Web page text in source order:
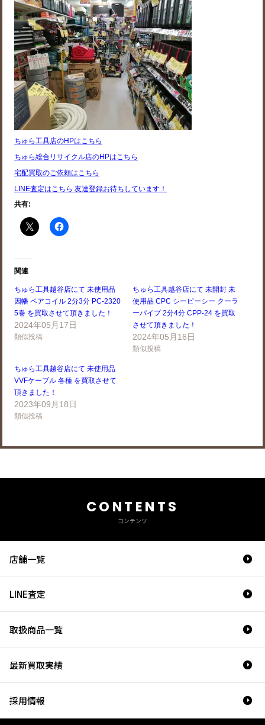
ちゅら工具店のHPはこちら
ちゅら総合リサイクル店のHPはこちら
宅配買取のご依頼はこちら
LINE査定はこちら 友達登録お待ちしています！
共有:
関連
ちゅら工具越谷店にて 未使用品
因幡 ペアコイル 2分3分 PC-2320
5巻 を買取させて頂きました！
2024年05月17日
類似投稿
ちゅら工具越谷店にて 未開封 未
使用品 CPC シーピーシー クーラ
ーパイプ 2分4分 CPP-24 を買取
させて頂きました！
2024年05月16日
類似投稿
ちゅら工具越谷店にて 未使用品
VVFケーブル 各種 を買取させて
頂きました！
2023年09月18日
類似投稿
CONTENTS
コンテンツ
店舗一覧
LINE査定
取扱商品一覧
最新買取実績
採用情報